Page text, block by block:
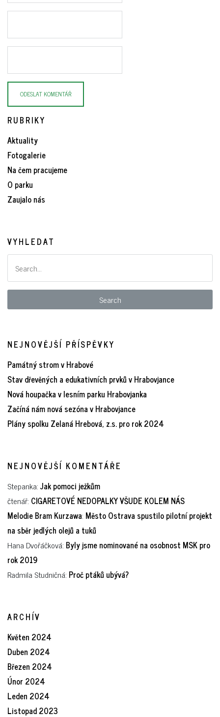
RUBRIKY
Aktuality
Fotogalerie
Na čem pracujeme
O parku
Zaujalo nás
VYHLEDAT
NEJNOVĚJŠÍ PŘÍSPĚVKY
Památný strom v Hrabové
Stav dřevěných a edukativních prvků v Hrabovjance
Nová houpačka v lesním parku Hrabovjanka
Začíná nám nová sezóna v Hrabovjance
Plány spolku Zelaná Hrebová, z.s. pro rok 2024
NEJNOVĚJŠÍ KOMENTÁŘE
Stepanka:Jak pomoci ježkům
čtenář: CIGARETOVÉ NEDOPALKY VŠUDE KOLEM NÁS
Melodie Bram Kurzawa: Město Ostrava spustilo pilotní projekt
na sběr jedlých olejů a tuků
Hana Dvořáčková: Byly jsme nominované na osobnost MSK pro
rok 2019
Radmila Studničná: Proč ptáků ubývá?
ARCHÍV
Květen 2024
Duben 2024
Březen 2024
Únor 2024
Leden 2024
Listopad 2023